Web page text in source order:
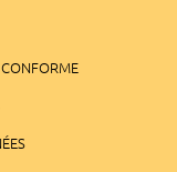
CONFORME